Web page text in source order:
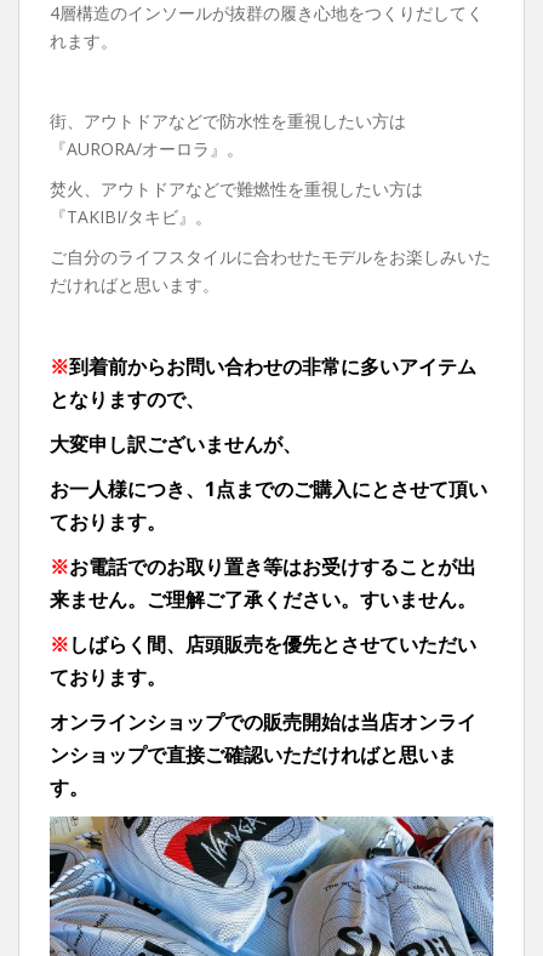
4層構造のインソールが抜群の履き心地をつくりだしてく
れます。
街、アウトドアなどで防水性を重視したい方は
『AURORA/オーロラ』。
焚火、アウトドアなどで難燃性を重視したい方は
『TAKIBI/タキビ』。
ご自分のライフスタイルに合わせたモデルをお楽しみいた
だければと思います。
※到着前からお問い合わせの非常に多いアイテム
となりますので、
大変申し訳ございませんが、
お一人様につき、1点までのご購入にとさせて頂い
ております。
※お電話でのお取り置き等はお受けすることが出
来ません。ご理解ご了承ください。すいません。
※しばらく間、 店頭販売を優先とさせていただい
ております。
オンラインショップでの販売開始は当店オンライ
ンショップで直接ご確認いただければと思いま
す。